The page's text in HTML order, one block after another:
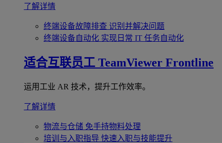
了解详情
终端设备故障排查 识别并解决问题
终端设备自动化 实现日常 IT 任务自动化
适合互联员工 TeamViewer Frontline
运用工业 AR 技术，提升工作效率。
了解详情
物流与仓储 免手持物料处理
培训与入职指导 快速入职与技能提升